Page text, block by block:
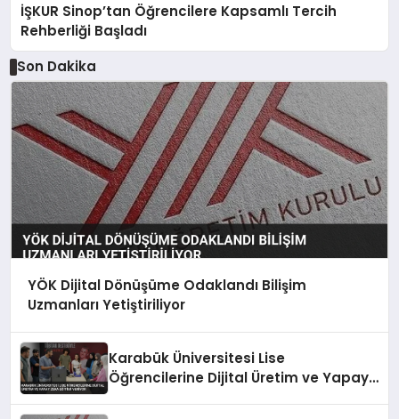
İŞKUR Sinop’tan Öğrencilere Kapsamlı Tercih
Rehberliği Başladı
Son Dakika
YÖK Dijital Dönüşüme Odaklandı Bilişim
Uzmanları Yetiştiriliyor
Karabük Üniversitesi Lise
Öğrencilerine Dijital Üretim ve Yapay